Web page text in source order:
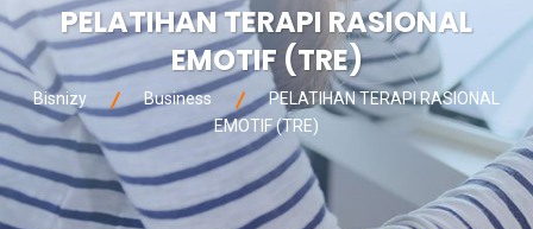
PELATIHAN TERAPI RASIONAL
EMOTIF (TRE)
Bisnizy Business
PELATIHAN TERAPI RASIONAL
EMOTIF (TRE)